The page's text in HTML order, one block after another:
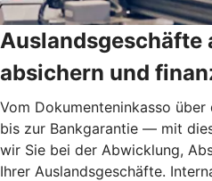
Auslandsgeschäfte
absichern und
Vom Dokumenteninkasso
bis zur Bankgarantie — mit
wir Sie bei der Abwicklung,
Ihrer Auslandsgeschäfte.